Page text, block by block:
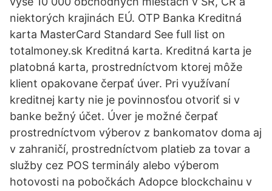
niektorých krajinách EÚ. OTP Banka Kreditná
karta MasterCard Standard See full list on
totalmoney.sk Kreditná karta. Kreditná karta je
platobná karta, prostredníctvom ktorej môže
klient opakovane čerpať úver. Pri využívaní
kreditnej karty nie je povinnosťou otvoriť si v
banke bežný účet. Úver je možné čerpať
prostredníctvom výberov z bankomatov doma aj
v zahraničí, prostredníctvom platieb za tovar a
služby cez POS terminály alebo výberom
hotovosti na pobočkách Adopce blockchainu v